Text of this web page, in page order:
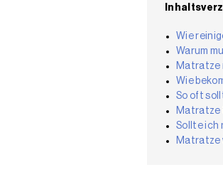
Wie
Warum
Matratze
Wie
So oft
Matratze
Sollte ich
Matratze